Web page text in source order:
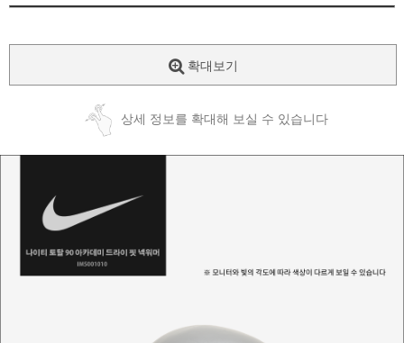
확대보기
상세 정보를 확대해 보실 수 있습니다